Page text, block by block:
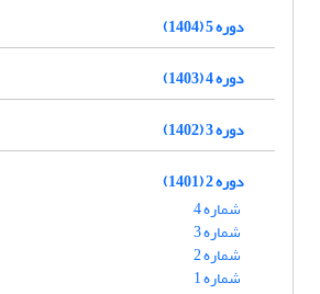
دوره 5 (1404)
دوره 4 (1403)
دوره 3 (1402)
دوره 2 (1401)
شماره 4
شماره 3
شماره 2
شماره 1